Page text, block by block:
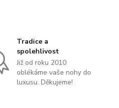
Tradice a
spolehlivost
Již od roku 2010
oblékáme vaše nohy do
luxusu. Děkujeme!